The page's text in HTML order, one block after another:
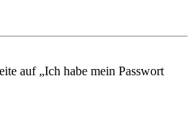
auf „Ich habe mein Passwort